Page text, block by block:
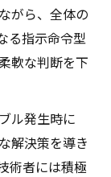
がら、全体の
る指示命令型
軟な判断を下
ル発生時に
解決策を導き
術者には積極